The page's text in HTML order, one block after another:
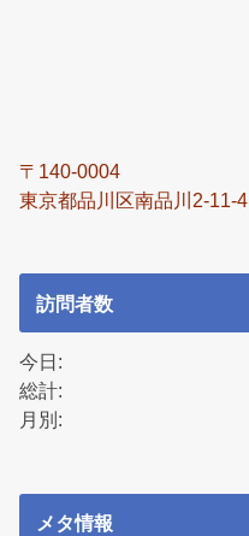
〒140-0004
東京都品川区南品川2-11-4
訪問者数
今日:
総計:
月別:
メタ情報